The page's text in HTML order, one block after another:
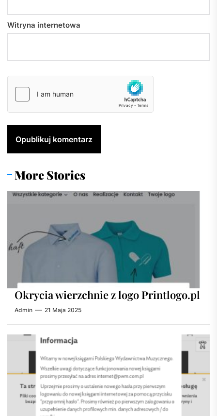
Witryna internetowa
More Stories
Okrycia wierzchnie z logo Printlogo.pl
Admin 21 Maja 2025